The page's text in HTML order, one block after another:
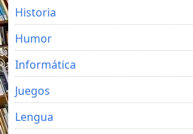
Historia
Humor
Informática
Juegos
Lengua